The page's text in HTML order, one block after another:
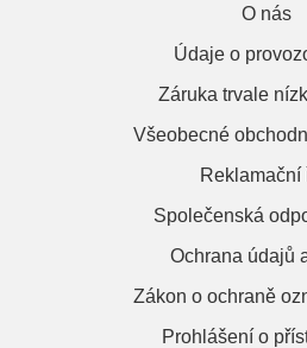
O nás
Údaje o
Záruka trvale
Všeobecné
Reklamační
Společenská
Ochrana údajů
Zákon o ochraně
Prohlášení o